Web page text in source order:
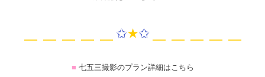
✩★✩
■ 七五三撮影のプラン詳細はこちら